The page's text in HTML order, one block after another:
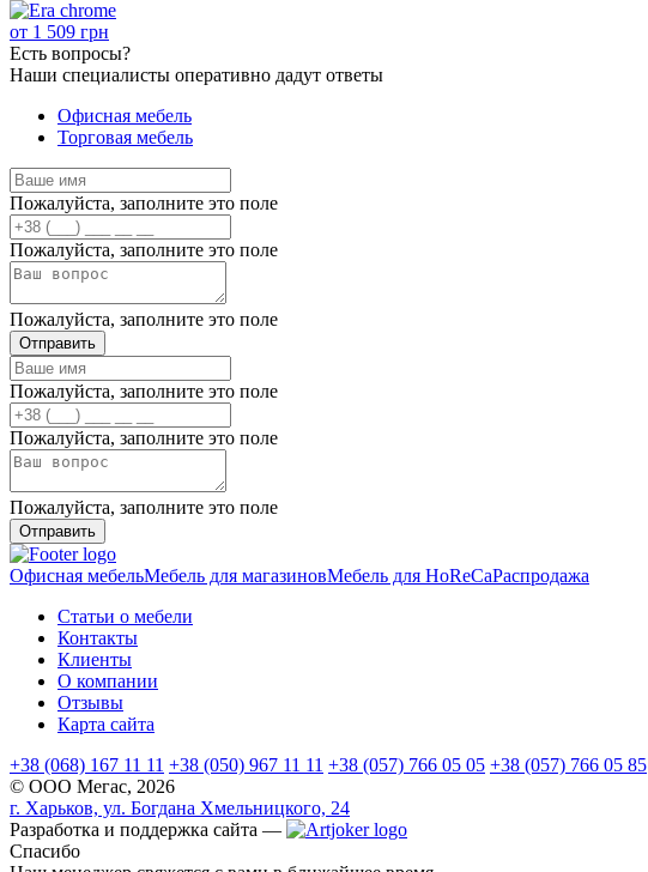
от 1 509 грн
Есть вопросы?
Наши специалисты оперативно дадут ответы
Офисная мебель
Торговая мебель
Пожалуйста, заполните это поле
Пожалуйста, заполните это поле
Пожалуйста, заполните это поле
Отправить
Пожалуйста, заполните это поле
Пожалуйста, заполните это поле
Пожалуйста, заполните это поле
Отправить
Офисная мебельМебель для магазиновМебель для HoReCaРаспродажа
Статьи о мебели
Контакты
Клиенты
О компании
Отзывы
Карта сайта
+38 (068) 167 11 11 +38 (050) 967 11 11 +38 (057) 766 05 05 +38 (057) 766 05 85
© ООО Мегас, 2026
г. Харьков, ул. Богдана Хмельницкого, 24
Разработка и поддержка сайта —
Спасибо